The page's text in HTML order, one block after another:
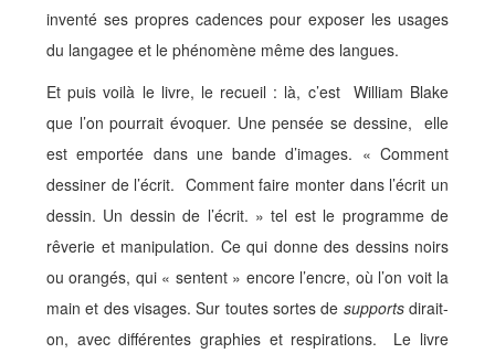
inventé ses propres cadences pour exposer les usages
du langagee et le phénomène même des langues.
Et puis voilà le livre, le recueil : là, c’est William Blake
que l’on pourrait évoquer. Une pensée se dessine, elle
est emportée dans une bande d’images. « Comment
dessiner de l’écrit. Comment faire monter dans l’écrit un
dessin. Un dessin de l’écrit. » tel est le programme de
rêverie et manipulation. Ce qui donne des dessins noirs
ou orangés, qui « sentent » encore l’encre, où l’on voit la
main et des visages. Sur toutes sortes de supportsdirait-
on, avec différentes graphies et respirations. Le livre